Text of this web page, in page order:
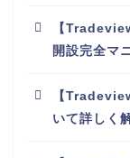
【
開設完全マ
【
いて詳しく